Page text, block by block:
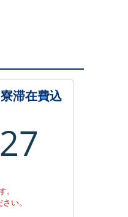
滞在費込
い。